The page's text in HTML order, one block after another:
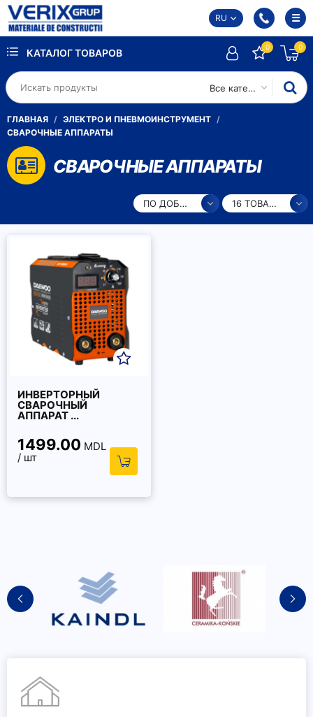
RU
КАТАЛОГ ТОВАРОВ
Все категории
0 0
ГЛАВНАЯ
ЭЛЕКТРО И ПНЕВМОИНСТРУМЕНТ
СВАРОЧНЫЕ АППАРАТЫ
СВАРОЧНЫЕ АППАРАТЫ
ПО ДОБАВЛЕНИЮ 16 ТОВАРОВ
ИНВЕРТОРНЫЙ
СВАРОЧНЫЙ
АППАРАТ ...
1499.00 MDL
/ шт